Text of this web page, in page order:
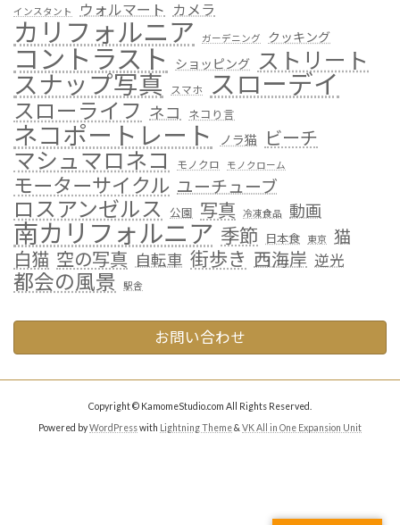
インスタント ウォルマート カメラ
カリフォルニア ガーデニング クッキング
コントラスト ショッピング ストリート
スナップ写真 スマホ スローデイ
スローライフ ネコ ネコり言
ネコポートレート ノラ猫 ビーチ
マシュマロネコ モノクロ モノクローム
モーターサイクル ユーチューブ
ロスアンゼルス 公園 写真 冷凍食品 動画
南カリフォルニア 季節 日本食 東京 猫
白猫 空の写真 自転車 街歩き 西海岸 逆光
都会の風景 駅舎
お問い合わせ
Copyright © KamomeStudio.com All Rights Reserved.
Powered byWordPresswith Lightning Theme&VK All in One Expansion Unit